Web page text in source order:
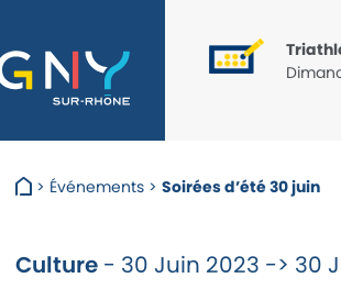
> Événements> Soirées d’été 30 juin
Culture - 30 Juin 2023 -> 30